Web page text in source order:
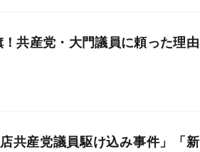
共産党・大門議員に頼った理由
共産党議員駆け込み事件」「新